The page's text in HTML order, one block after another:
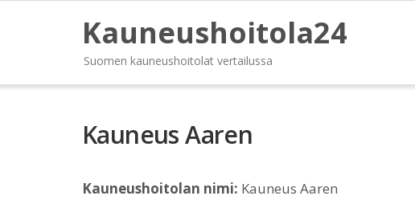
Kauneushoitola24
Suomen kauneushoitolat vertailussa
Kauneus Aaren
Kauneushoitolan nimi: Kauneus Aaren